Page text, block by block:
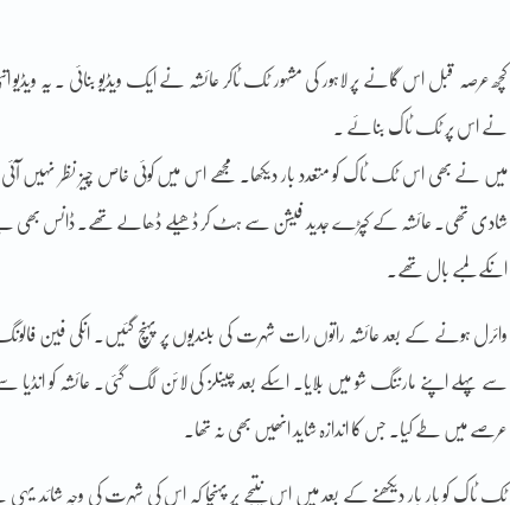
کچھ عرصہ قبل اس گانے پر لاہور کی مشہور ٹک ٹاکر عائشہ نے ایک ویڈیو بنائی ۔ یہ ویڈیو
نے اس پر ٹک ٹاک بنائے ۔
میں نے بھی اس ٹک ٹاک کو متعدد بار دیکھا۔ مجھے اس میں کوئی خاص چیز نظر
شادی تھی۔ عائشہ کے کپڑے جدید فیشن سے ہٹ کر ڈھیلے ڈھالے تھے۔ ڈانس بھی بے
انکے لمبے بال تھے۔
وائرل ہونے کے بعد عائشہ راتوں رات شہرت کی بلندیوں پر پہنچ گئیں۔ انکی فین
سے پہلے اپنے مارننگ شو میں بلایا۔ اسکے بعد چینلز کی لائن لگ گئی۔ عائشہ کو
عرصے میں طے کیا۔ جس کا اندازہ شاید انھیں بھی نہ تھا۔
ٹک ٹاک کو بار بار دیکھنے کے بعد میں اس نتیجے پر پہنچا کہ اس کی شہرت کی وجہ شائد